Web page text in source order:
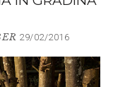
29/02/2016